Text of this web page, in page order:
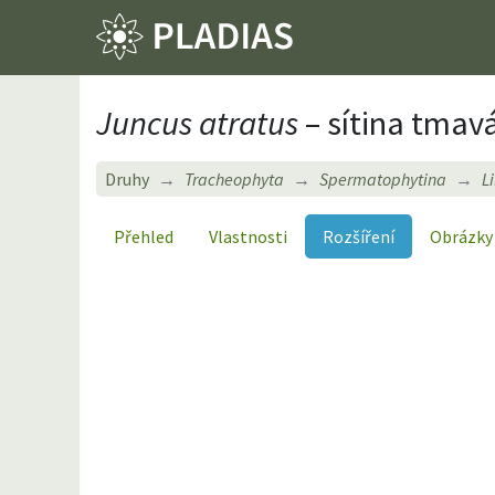
Juncus atratus– sítina
Druhy Tracheophyta Spermatophytina
Přehled Vlastnosti Rozšíření Obrázky